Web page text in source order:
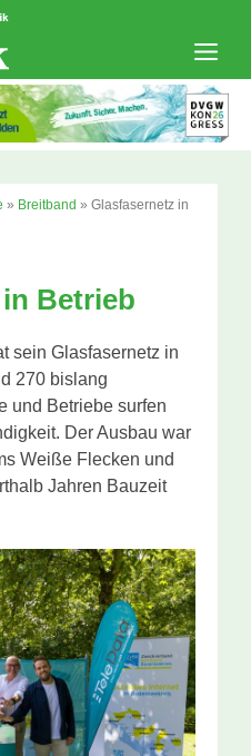
» Breitband » Glasfasernetz in
Betrieb
sein Glasfasernetz in
270 bislang
und Betriebe surfen
Der Ausbau war
Weiße Flecken und
Jahren Bauzeit